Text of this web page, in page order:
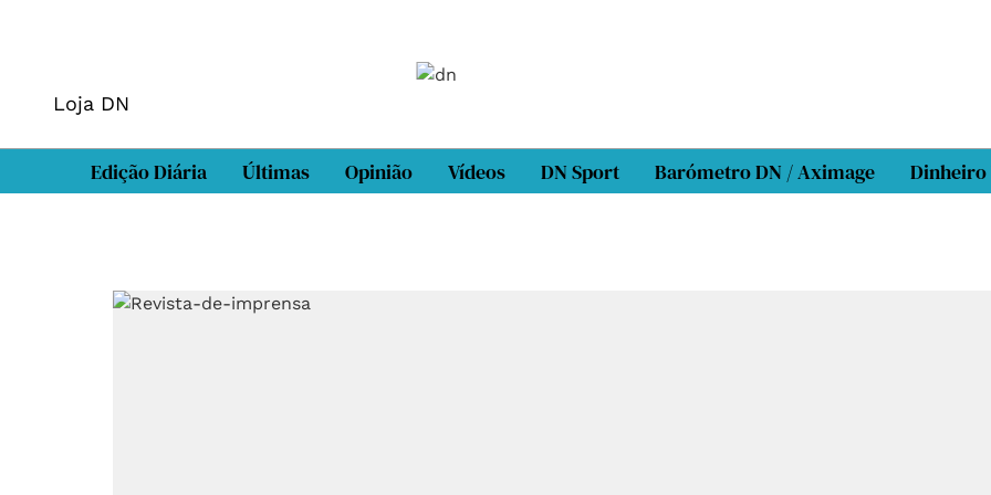
Loja DN
Edição Diária Últimas Opinião Vídeos DN Sport Barómetro DN / Aximage Dinheiro